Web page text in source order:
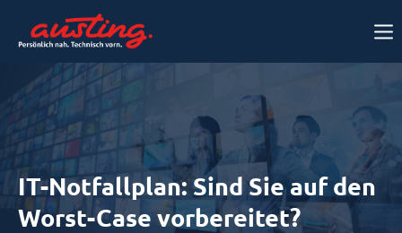
IT-Notfallplan: Sind Sie auf den
Worst-Case vorbereitet?